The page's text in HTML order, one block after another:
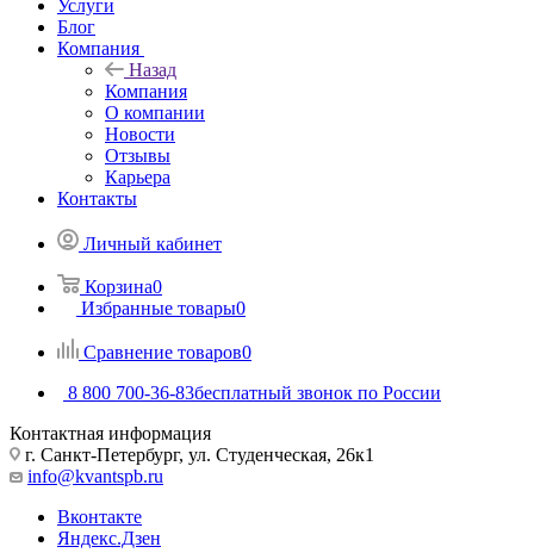
Услуги
Блог
Компания
Назад
Компания
О компании
Новости
Отзывы
Карьера
Контакты
Личный кабинет
Корзина0
Избранные товары0
Сравнение товаров0
8 800 700-36-83бесплатный звонок по России
Контактная информация
г. Санкт-Петербург, ул. Студенческая, 26к1
info@kvantspb.ru
Вконтакте
Яндекс.Дзен